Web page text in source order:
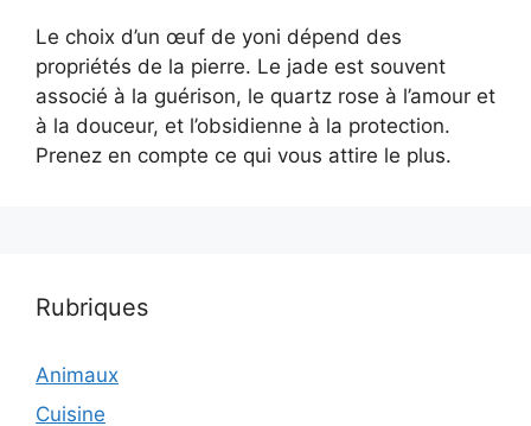
Le choix d’un œuf de yoni dépend des
propriétés de la pierre. Le jade est souvent
associé à la guérison, le quartz rose à l’amour et
à la douceur, et l’obsidienne à la protection.
Prenez en compte ce qui vous attire le plus.
Rubriques
Animaux
Cuisine